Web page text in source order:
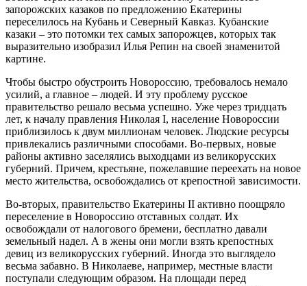
запорожских казаков по предложению Екатерины
переселилось на Кубань и Северный Кавказ. Кубанские
казаки – это потомки тех самых запорожцев, которых так
выразительно изобразил Илья Репин на своей знаменитой
картине.
Чтобы быстро обустроить Новороссию, требовалось немало
усилий, а главное – людей. И эту проблему русское
правительство решало весьма успешно. Уже через тридцать
лет, к началу правления Николая I, население Новороссии
приблизилось к двум миллионам человек. Людские ресурсы
привлекались различными способами. Во-первых, новые
районы активно заселялись выходцами из великорусских
губерний. Причем, крестьяне, пожелавшие переехать на новое
место жительства, освобождались от крепостной зависимости.
Во-вторых, правительство Екатерины II активно поощряло
переселение в Новороссию отставных солдат. Их
освобождали от налогового бремени, бесплатно давали
земельный надел. А в жены они могли взять крепостных
девиц из великорусских губерний. Иногда это выглядело
весьма забавно. В Николаеве, например, местные власти
поступали следующим образом. На площади перед